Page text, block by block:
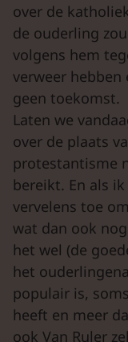
over de
de ouderling
volgens hem
verweer
geen toekomst.
Laten we
over de plaats
protestantisme
bereikt. En als
vervelens toe
wat dan ook
het wel (de
het
populair is,
heeft en meer
ook Van Ruler